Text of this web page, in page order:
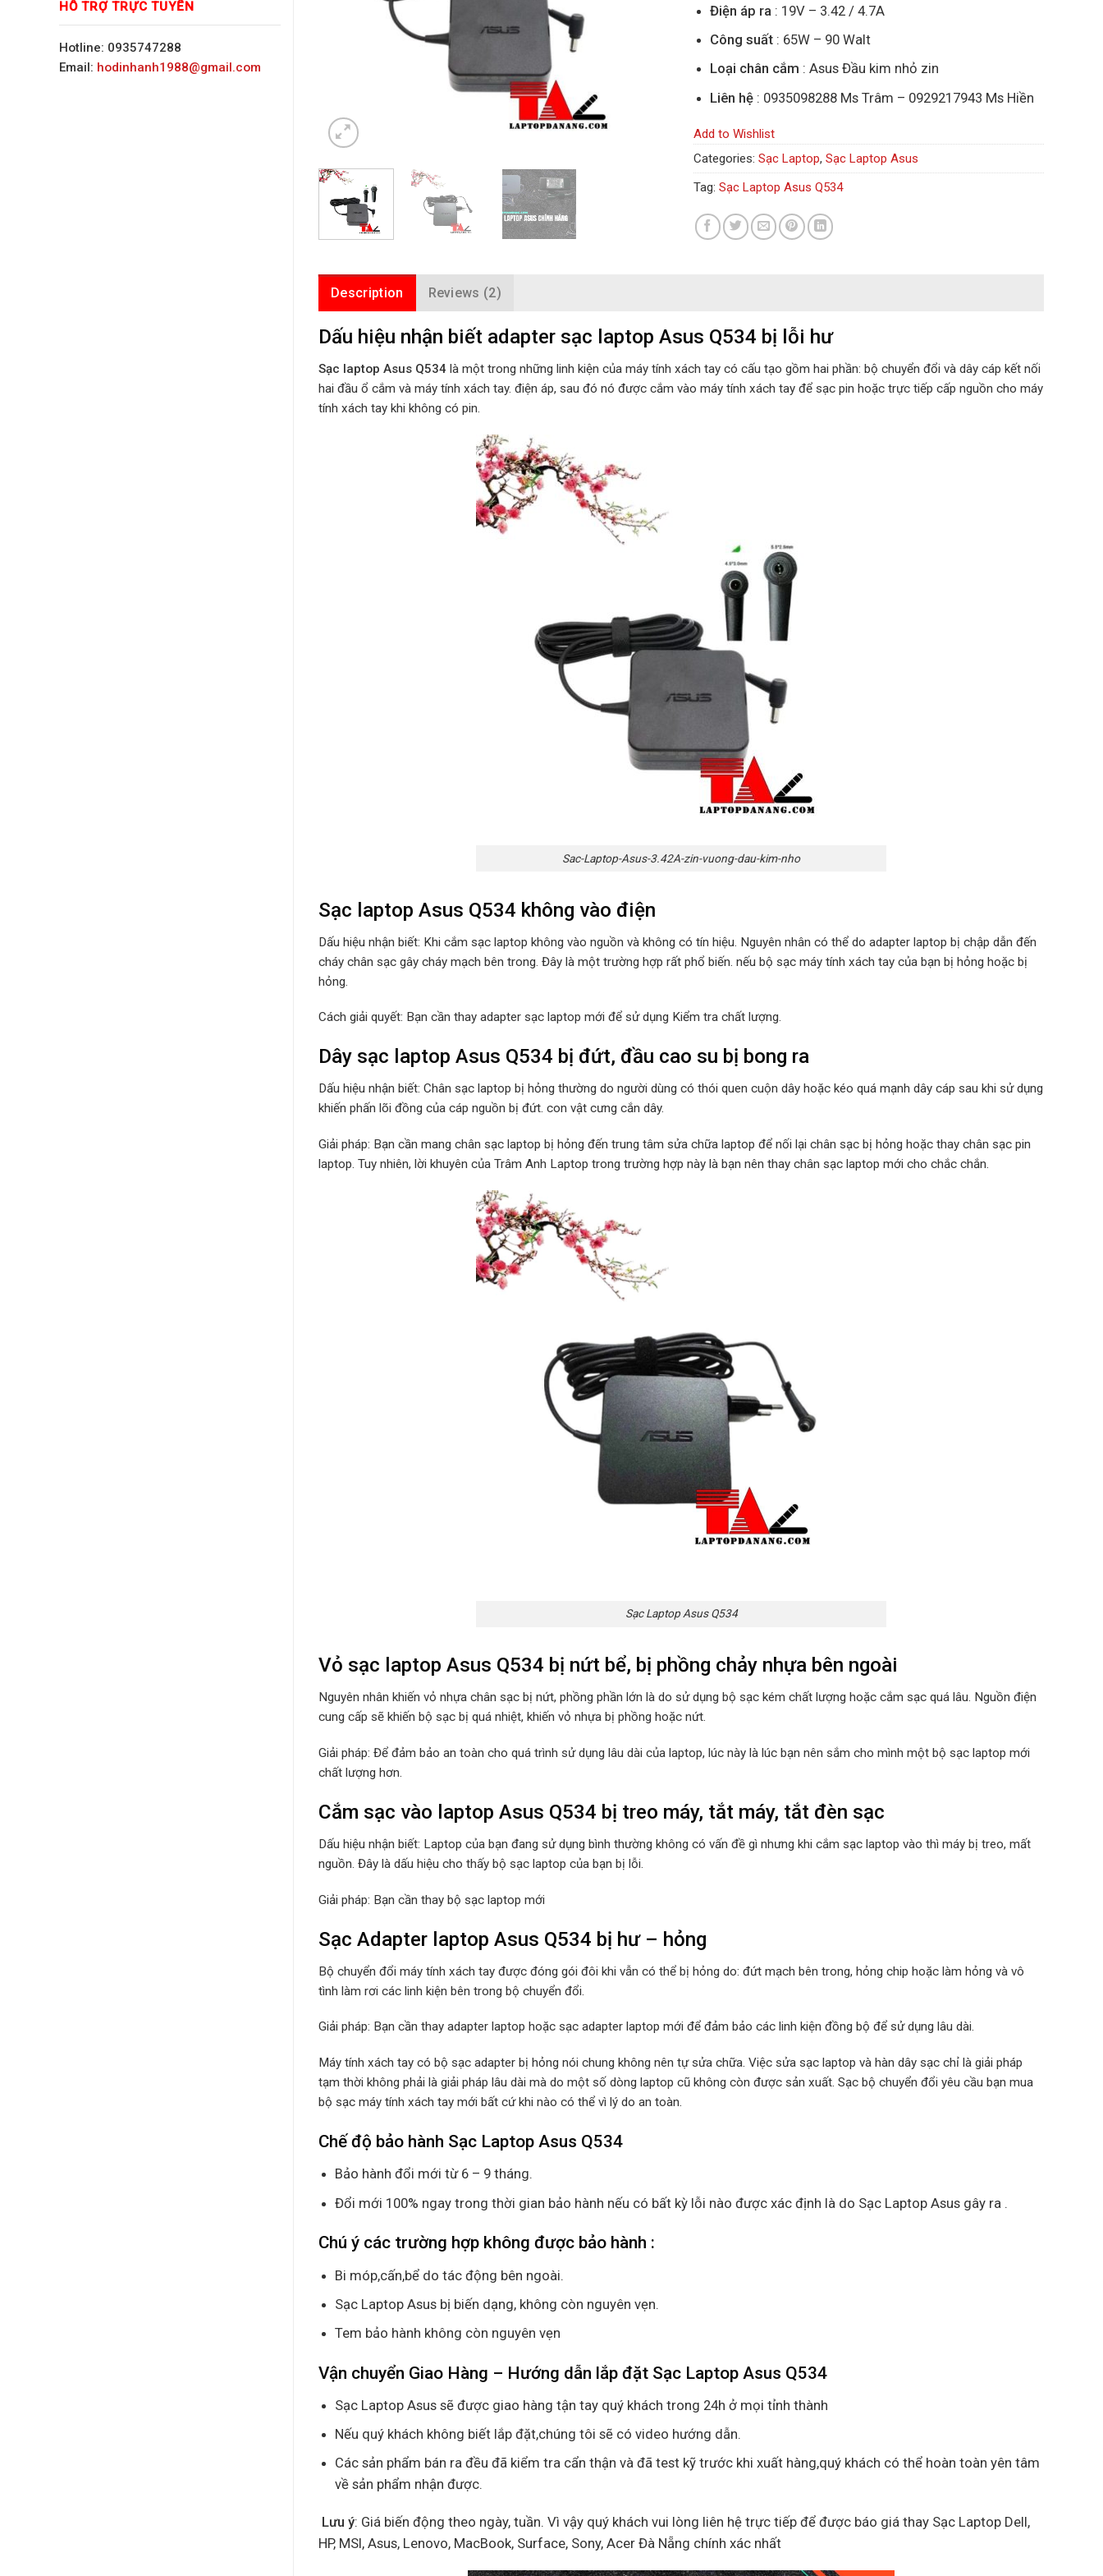
HỖ TRỢ TRỰC TUYẾN
Hotline: 0935747288
Email: hodinhanh1988@gmail.com
Điện áp ra: 19V – 3.42 / 4.7A
Công suất: 65W – 90 Walt
Loại chân cắm : Asus Đầu kim nhỏ zin
Liên hệ: 0935098288 Ms Trâm – 0929217943 Ms Hiền
Add to Wishlist
Categories: Sạc Laptop, Sạc Laptop Asus
Tag: Sạc Laptop Asus Q534
Description Reviews (2)
Dấu hiệu nhận biết adapter sạc laptop Asus Q534 bị lỗi hư
Sạc laptop Asus Q534 là một trong những linh kiện của máy tính xách tay có cấu tạo gồm hai phần: bộ chuyển đổi và dây cáp kết nối
hai đầu ổ cắm và máy tính xách tay. điện áp, sau đó nó được cắm vào máy tính xách tay để sạc pin hoặc trực tiếp cấp nguồn cho máy
tính xách tay khi không có pin.
Sac-Laptop-Asus-3.42A-zin-vuong-dau-kim-nho
Sạc laptop Asus Q534 không vào điện
Dấu hiệu nhận biết: Khi cắm sạc laptop không vào nguồn và không có tín hiệu. Nguyên nhân có thể do adapter laptop bị chập dẫn đến
cháy chân sạc gây cháy mạch bên trong. Đây là một trường hợp rất phổ biến. nếu bộ sạc máy tính xách tay của bạn bị hỏng hoặc bị
hỏng.
Cách giải quyết: Bạn cần thay adapter sạc laptop mới để sử dụng Kiểm tra chất lượng.
Dây sạc laptop Asus Q534 bị đứt, đầu cao su bị bong ra
Dấu hiệu nhận biết: Chân sạc laptop bị hỏng thường do người dùng có thói quen cuộn dây hoặc kéo quá mạnh dây cáp sau khi sử dụng
khiến phấn lõi đồng của cáp nguồn bị đứt. con vật cưng cắn dây.
Giải pháp: Bạn cần mang chân sạc laptop bị hỏng đến trung tâm sửa chữa laptop để nối lại chân sạc bị hỏng hoặc thay chân sạc pin
laptop. Tuy nhiên, lời khuyên của Trâm Anh Laptop trong trường hợp này là bạn nên thay chân sạc laptop mới cho chắc chắn.
Sạc Laptop Asus Q534
Vỏ sạc laptop Asus Q534 bị nứt bể, bị phồng chảy nhựa bên ngoài
Nguyên nhân khiến vỏ nhựa chân sạc bị nứt, phồng phần lớn là do sử dụng bộ sạc kém chất lượng hoặc cắm sạc quá lâu. Nguồn điện
cung cấp sẽ khiến bộ sạc bị quá nhiệt, khiến vỏ nhựa bị phồng hoặc nứt.
Giải pháp: Để đảm bảo an toàn cho quá trình sử dụng lâu dài của laptop, lúc này là lúc bạn nên sắm cho mình một bộ sạc laptop mới
chất lượng hơn.
Cắm sạc vào laptop Asus Q534 bị treo máy, tắt máy, tắt đèn sạc
Dấu hiệu nhận biết: Laptop của bạn đang sử dụng bình thường không có vấn đề gì nhưng khi cắm sạc laptop vào thì máy bị treo, mất
nguồn. Đây là dấu hiệu cho thấy bộ sạc laptop của bạn bị lỗi.
Giải pháp: Bạn cần thay bộ sạc laptop mới
Sạc Adapter laptop Asus Q534 bị hư – hỏng
Bộ chuyển đổi máy tính xách tay được đóng gói đôi khi vẫn có thể bị hỏng do: đứt mạch bên trong, hỏng chip hoặc làm hỏng và vô
tình làm rơi các linh kiện bên trong bộ chuyển đổi.
Giải pháp: Bạn cần thay adapter laptop hoặc sạc adapter laptop mới để đảm bảo các linh kiện đồng bộ để sử dụng lâu dài.
Máy tính xách tay có bộ sạc adapter bị hỏng nói chung không nên tự sửa chữa. Việc sửa sạc laptop và hàn dây sạc chỉ là giải pháp
tạm thời không phải là giải pháp lâu dài mà do một số dòng laptop cũ không còn được sản xuất. Sạc bộ chuyển đổi yêu cầu bạn mua
bộ sạc máy tính xách tay mới bất cứ khi nào có thể vì lý do an toàn.
Chế độ bảo hành Sạc Laptop Asus Q534
Bảo hành đổi mới từ 6 – 9 tháng.
Đổi mới 100% ngay trong thời gian bảo hành nếu có bất kỳ lỗi nào được xác định là do Sạc Laptop Asus gây ra .
Chú ý các trường hợp không được bảo hành :
Bi móp,cấn,bể do tác động bên ngoài.
Sạc Laptop Asus bị biến dạng, không còn nguyên vẹn.
Tem bảo hành không còn nguyên vẹn
Vận chuyển Giao Hàng – Hướng dẫn lắp đặt Sạc Laptop Asus Q534
Sạc Laptop Asus sẽ được giao hàng tận tay quý khách trong 24h ở mọi tỉnh thành
Nếu quý khách không biết lắp đặt,chúng tôi sẽ có video hướng dẫn.
Các sản phẩm bán ra đều đã kiểm tra cẩn thận và đã test kỹ trước khi xuất hàng,quý khách có thể hoàn toàn yên tâm
về sản phẩm nhận được.
Lưu ý: Giá biến động theo ngày, tuần. Vì vậy quý khách vui lòng liên hệ trực tiếp để được báo giá thay Sạc Laptop Dell,
HP, MSI, Asus, Lenovo, MacBook, Surface, Sony, Acer Đà Nẵng chính xác nhất